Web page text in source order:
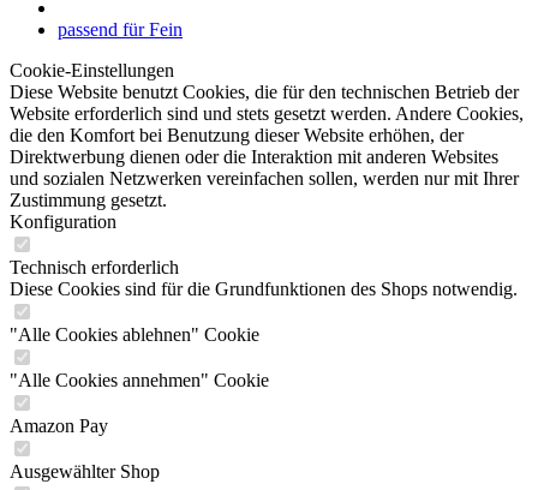
passend für Fein
Cookie-Einstellungen
Diese Website benutzt Cookies, die für den technischen Betrieb der
Website erforderlich sind und stets gesetzt werden. Andere Cookies,
die den Komfort bei Benutzung dieser Website erhöhen, der
Direktwerbung dienen oder die Interaktion mit anderen Websites
und sozialen Netzwerken vereinfachen sollen, werden nur mit Ihrer
Zustimmung gesetzt.
Konfiguration
Technisch erforderlich
Diese Cookies sind für die Grundfunktionen des Shops notwendig.
"Alle Cookies ablehnen" Cookie
"Alle Cookies annehmen" Cookie
Amazon Pay
Ausgewählter Shop